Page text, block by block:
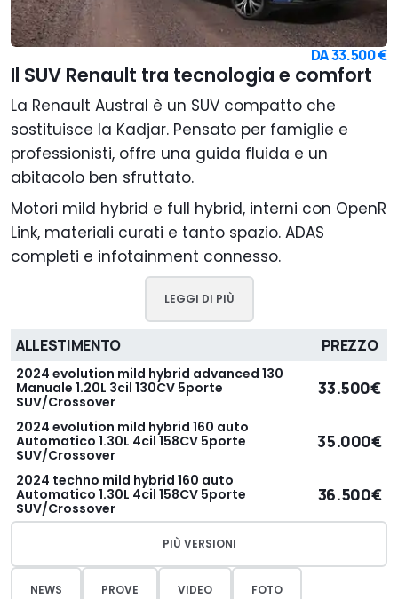
DA33.500 €
Il SUV Renault tra tecnologia e comfort
La Renault Austral è un SUV compatto che
sostituisce la Kadjar. Pensato per famiglie e
professionisti, offre una guida fluida e un
abitacolo ben sfruttato.
Motori mild hybrid e full hybrid, interni con OpenR
Link, materiali curati e tanto spazio. ADAS
completi e infotainment connesso.
LEGGI DI PIÙ
ALLESTIMENTO PREZZO
2024 evolution mild hybrid advanced 130
Manuale 1.20L 3cil 130CV 5porte
SUV/Crossover
33.500€
2024 evolution mild hybrid 160 auto
Automatico 1.30L 4cil 158CV 5porte
SUV/Crossover
35.000€
2024 techno mild hybrid 160 auto
Automatico 1.30L 4cil 158CV 5porte
SUV/Crossover
36.500€
PIÙ VERSIONI
NEWS PROVE VIDEO FOTO